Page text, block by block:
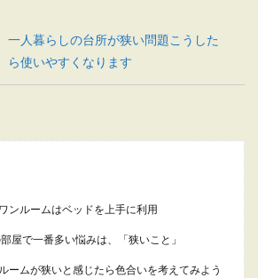
一人暮らしの台所が狭い問題こうした
ら使いやすくなります
一人暮らしでインフルエンザにかかっ
てしまった時の食事について
一人暮らしのときにインフルエンザにかかってし
ンルームはベッドを上手に利用
屋で一番多い悩みは、「狭いこと」
ームが狭いと感じたら色合いを考えてみよう